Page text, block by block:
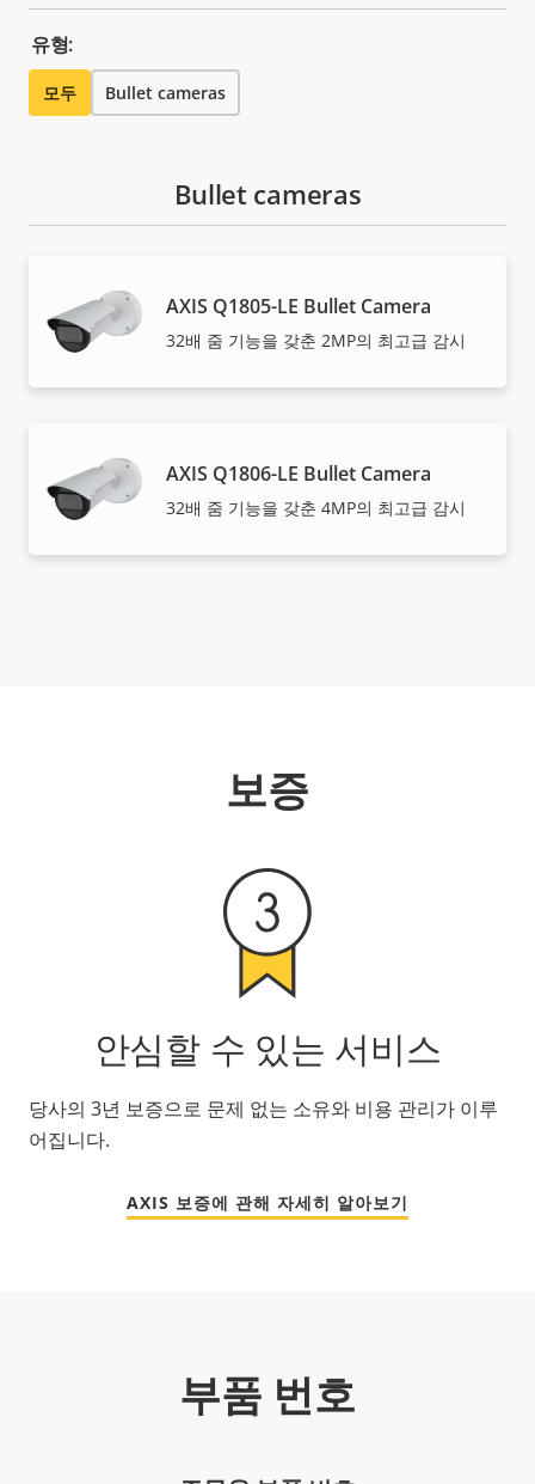
유형:
모두 Bullet cameras
Bullet cameras
AXIS Q1805-LE Bullet Camera
32배 줌 기능을 갖춘 2MP의 최고급 감시
AXIS Q1806-LE Bullet Camera
32배 줌 기능을 갖춘 4MP의 최고급 감시
보증
안심할 수 있는 서비스
당사의 3년 보증으로 문제 없는 소유와 비용 관리가 이루
어집니다.
AXIS 보증에 관해 자세히 알아보기
부품 번호